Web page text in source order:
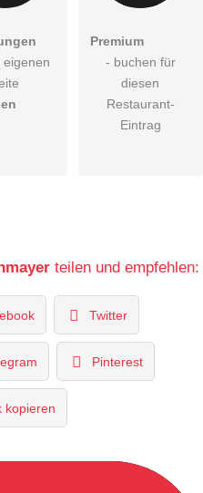
Premium
- buchen für
diesen
Restaurant-
Eintrag
teilen und empfehlen:
Twitter
Pinterest
kopieren